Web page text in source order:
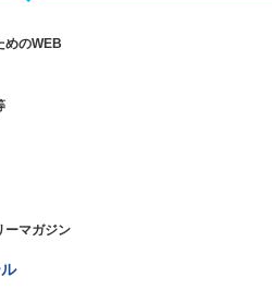
めのWEB
ーマガジン